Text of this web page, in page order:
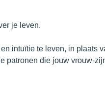
je leven.
intuïtie te leven, in plaats
patronen die jouw vrouw-